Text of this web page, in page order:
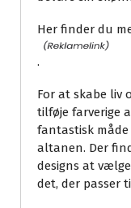
Her finder du
.
For at skabe liv
tilføje farverige
fantastisk
altanen. Der
designs at
det, der passer